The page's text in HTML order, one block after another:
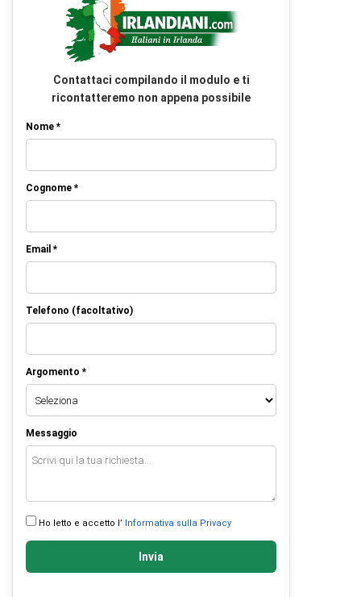
Contattaci compilando il modulo e ti
ricontatteremo non appena possibile
Nome *
Cognome *
Email *
Telefono (facoltativo)
Argomento *
Messaggio
Ho letto e accetto l’ Informativa sulla Privacy
Invia